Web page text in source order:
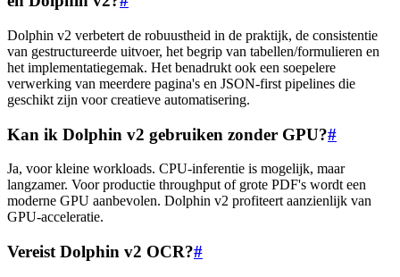
Dolphin v2 verbetert de robuustheid in de praktijk, de consistentie
van gestructureerde uitvoer, het begrip van tabellen/formulieren en
het implementatiegemak. Het benadrukt ook een soepelere
verwerking van meerdere pagina's en JSON-first pipelines die
geschikt zijn voor creatieve automatisering.
Kan ik Dolphin v2 gebruiken zonder GPU?#
Ja, voor kleine workloads. CPU-inferentie is mogelijk, maar
langzamer. Voor productie throughput of grote PDF's wordt een
moderne GPU aanbevolen. Dolphin v2 profiteert aanzienlijk van
GPU-acceleratie.
Vereist Dolphin v2 OCR?#